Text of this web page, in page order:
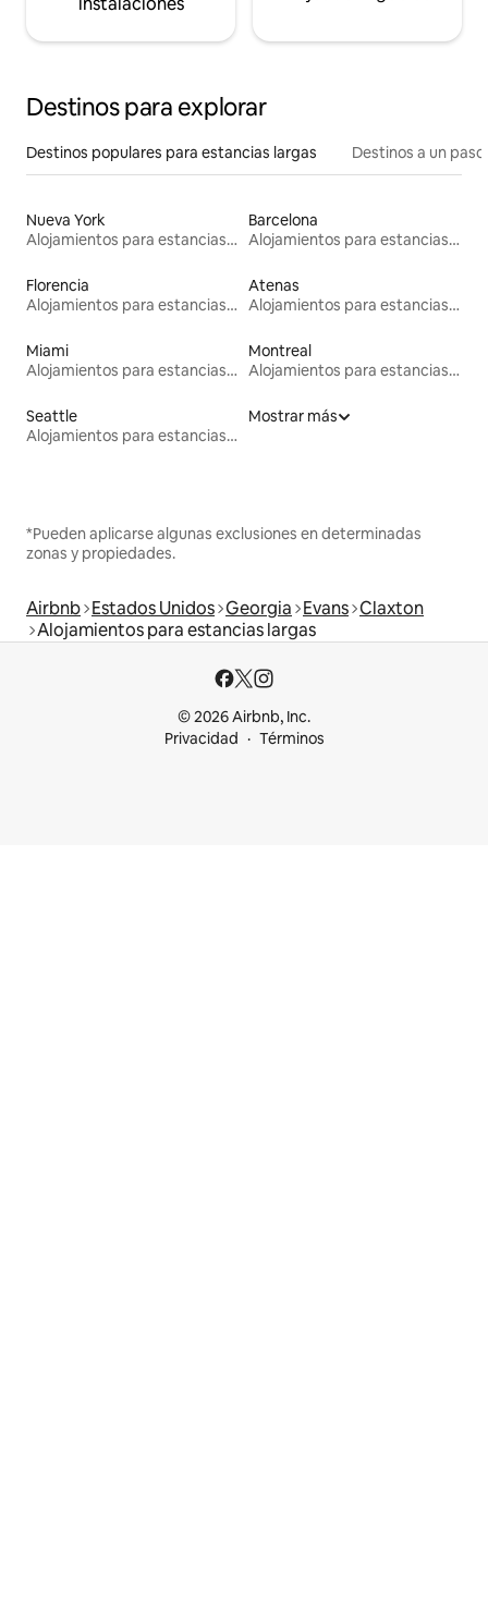
Destinos para explorar
Destinos populares para estancias largas Destinos a un
Nueva York
Alojamientos para estancias largas
Barcelona
Alojamientos para estancias largas
Florencia
Alojamientos para estancias largas
Atenas
Alojamientos para estancias largas
Miami
Alojamientos para estancias largas
Montreal
Alojamientos para estancias largas
Seattle
Alojamientos para estancias largas
Mostrar más
*Pueden aplicarse algunas exclusiones en determinadas
zonas y propiedades.
Airbnb Estados Unidos Georgia Evans Claxton
Alojamientos para estancias largas
© 2026 Airbnb, Inc.
Privacidad
Términos